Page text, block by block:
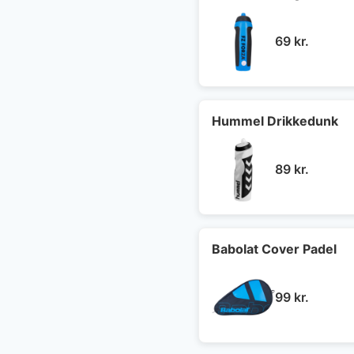
69 kr.
Hummel Drikkedunk
89 kr.
Babolat Cover Padel
99 kr.